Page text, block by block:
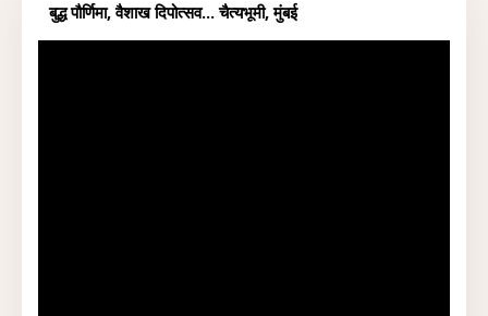
बुद्ध पौर्णिमा, वैशाख दिपोत्सव... चैत्यभूमी, मुंबई